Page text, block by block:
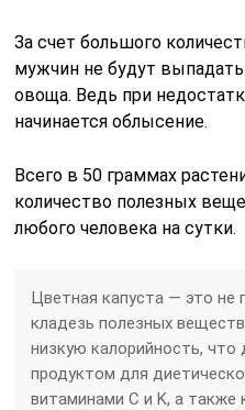
За счет большого
мужчин не будут
овоща. Ведь при
начинается облысение.
Всего в 50 граммах
количество полезных
любого человека на сутки.
Цветная капуста — это
кладезь полезных
низкую калорийность,
продуктом для
витаминами C и K, а также